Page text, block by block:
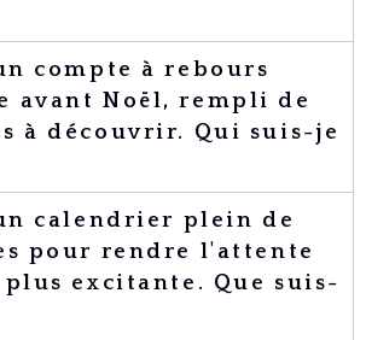
compte à rebours
avant Noël, rempli de
à découvrir. Qui suis-je
calendrier plein de
pour rendre l'attente
plus excitante. Que suis-